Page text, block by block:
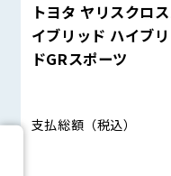
トヨタ ヤリスクロ
イブリッド ハイブ
ドGRスポーツ
支払総額 （税込）